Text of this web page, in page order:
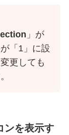
」が
「1」に設
更しても
ンを表示す